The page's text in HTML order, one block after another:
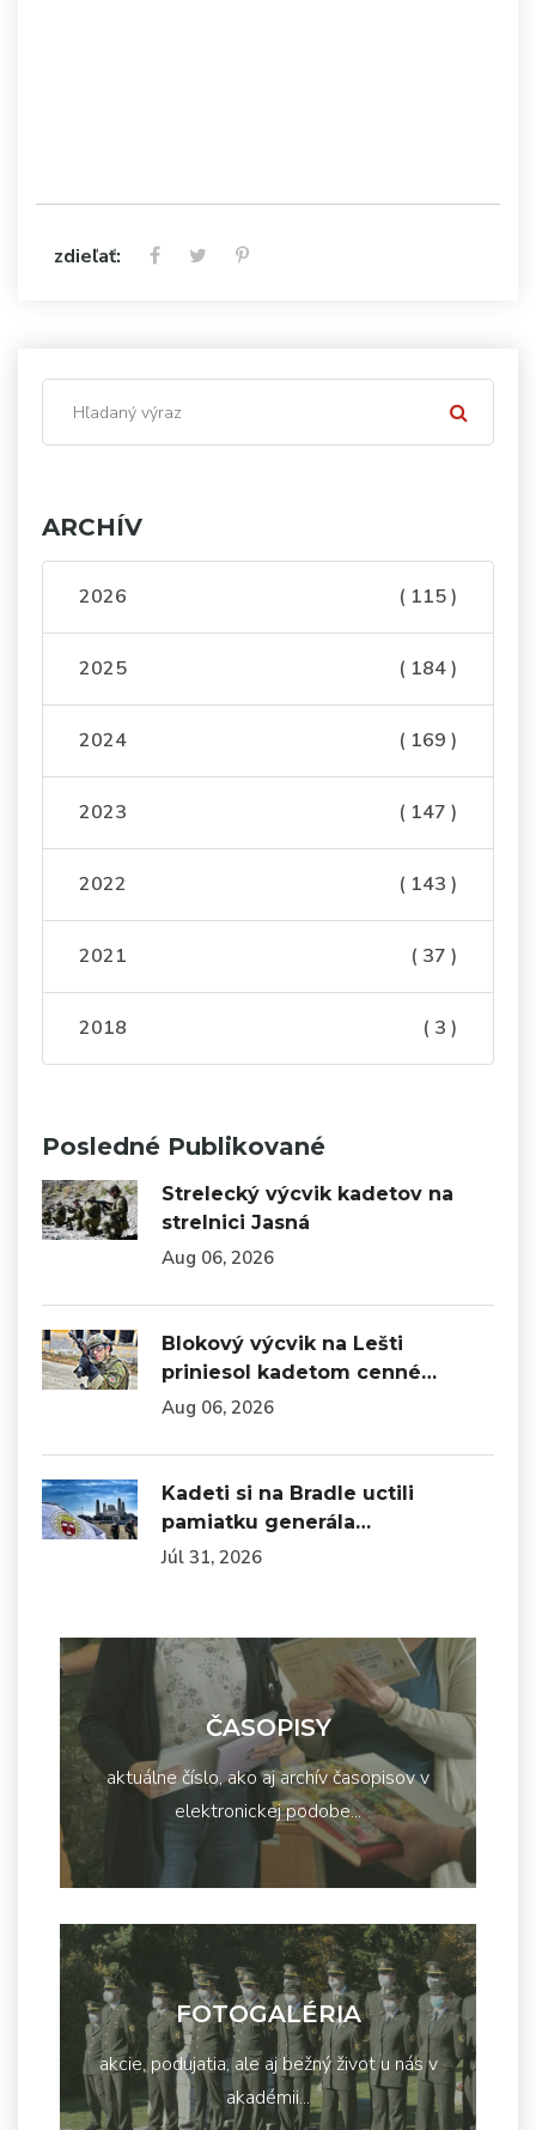
zdieľať:
ARCHÍV
2026 ( 115 )
2025 ( 184 )
2024 ( 169 )
2023 ( 147 )
2022 ( 143 )
2021 ( 37 )
2018 ( 3 )
Posledné Publikované
Strelecký výcvik kadetov na
strelnici Jasná
Aug 06, 2026
Blokový výcvik na Lešti
priniesol kadetom cenné…
Aug 06, 2026
Kadeti si na Bradle uctili
pamiatku generála…
Júl 31, 2026
ČASOPISY
aktuálne číslo, ako aj archív časopisov v
elektronickej podobe...
FOTOGALÉRIA
akcie, podujatia, ale aj bežný život u nás v
akadémii...